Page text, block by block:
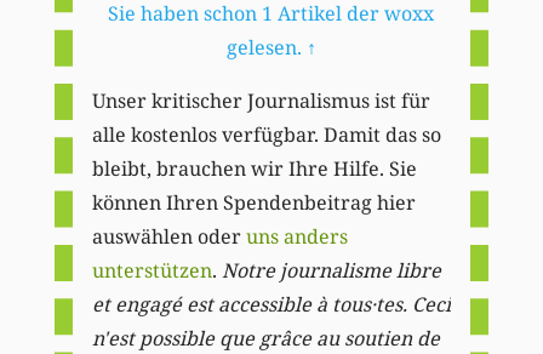
Sie haben schon 1 Artikel der woxx
gelesen. ↑
Unser kritischer Journalismus ist für
alle kostenlos verfügbar. Damit das so
bleibt, brauchen wir Ihre Hilfe. Sie
können Ihren Spendenbeitrag hier
auswählen oderuns anders
unterstützen. Notre journalisme libre
et engagé est accessible à tous·tes. Ceci
n'est possible que grâce au soutien de